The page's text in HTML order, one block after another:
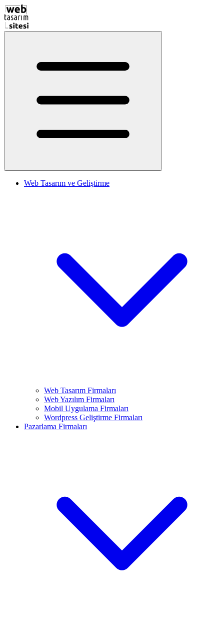
Web Tasarım ve Geliştirme
Web Tasarım Firmaları
Web Yazılım Firmaları
Mobil Uygulama Firmaları
Wordpress Geliştirme Firmaları
Pazarlama Firmaları